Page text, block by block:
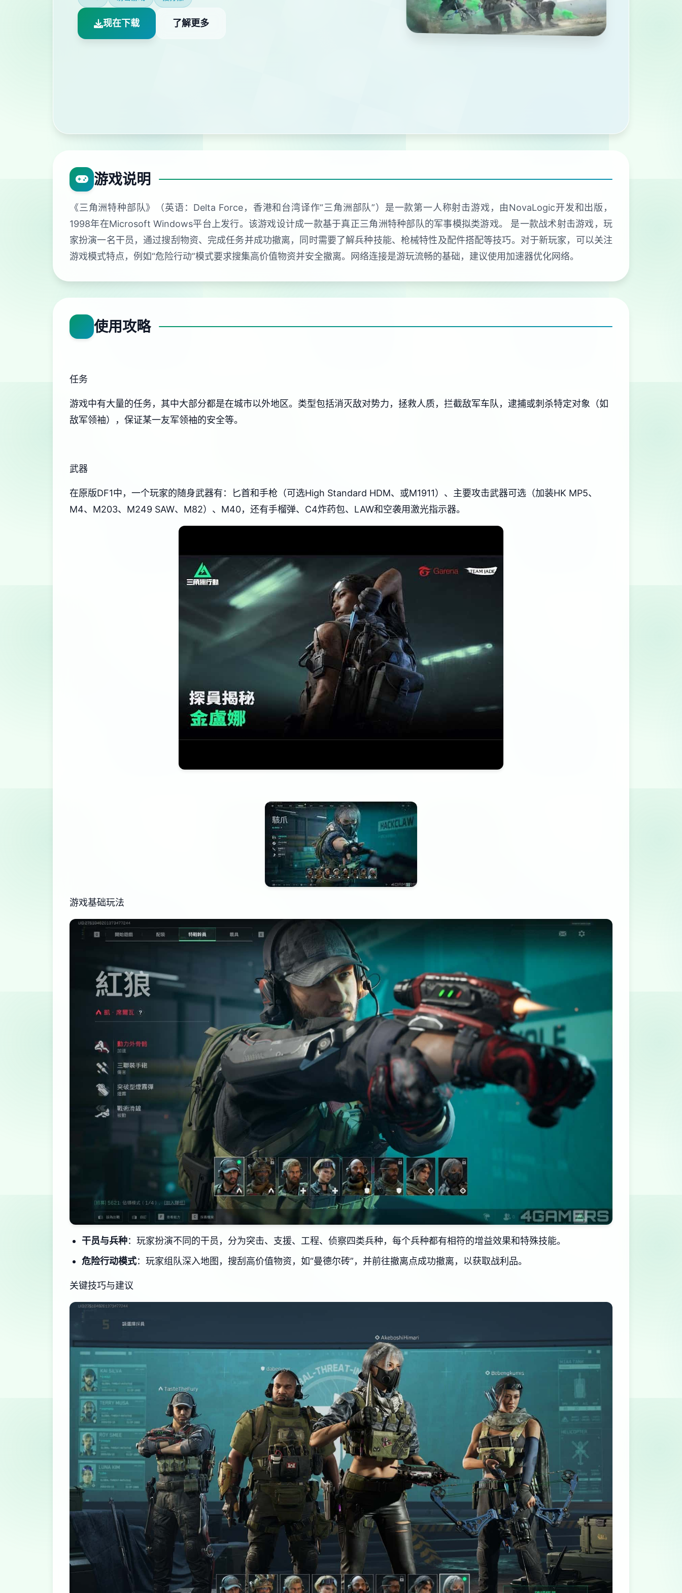
现在下载 了解更多
游戏说明
《三角洲特种部队》（英语：Delta Force，香港和台湾译作“三角洲部队”）是一款第一人称射击游戏，由NovaLogic开发和出版，
1998年在Microsoft Windows平台上发行。该游戏设计成一款基于真正三角洲特种部队的军事模拟类游戏。 是一款战术射击游戏，玩
家扮演一名干员，通过搜刮物资、完成任务并成功撤离，同时需要了解兵种技能、枪械特性及配件搭配等技巧。对于新玩家，可以关注
游戏模式特点，例如“危险行动”模式要求搜集高价值物资并安全撤离。网络连接是游玩流畅的基础，建议使用加速器优化网络。
使用攻略
任务
游戏中有大量的任务，其中大部分都是在城市以外地区。类型包括消灭敌对势力，拯救人质，拦截敌军车队，逮捕或刺杀特定对象（如
敌军领袖），保证某一友军领袖的安全等。
武器
在原版DF1中，一个玩家的随身武器有：匕首和手枪（可选High Standard HDM、或M1911）、主要攻击武器可选（加装HK MP5、
M4、M203、M249 SAW、M82）、M40，还有手榴弹、C4炸药包、LAW和空袭用激光指示器。
游戏基础玩法
干员与兵种：玩家扮演不同的干员，分为突击、支援、工程、侦察四类兵种，每个兵种都有相符的增益效果和特殊技能。
危险行动模式：玩家组队深入地图，搜刮高价值物资，如“曼德尔砖”，并前往撤离点成功撤离，以获取战利品。
关键技巧与建议